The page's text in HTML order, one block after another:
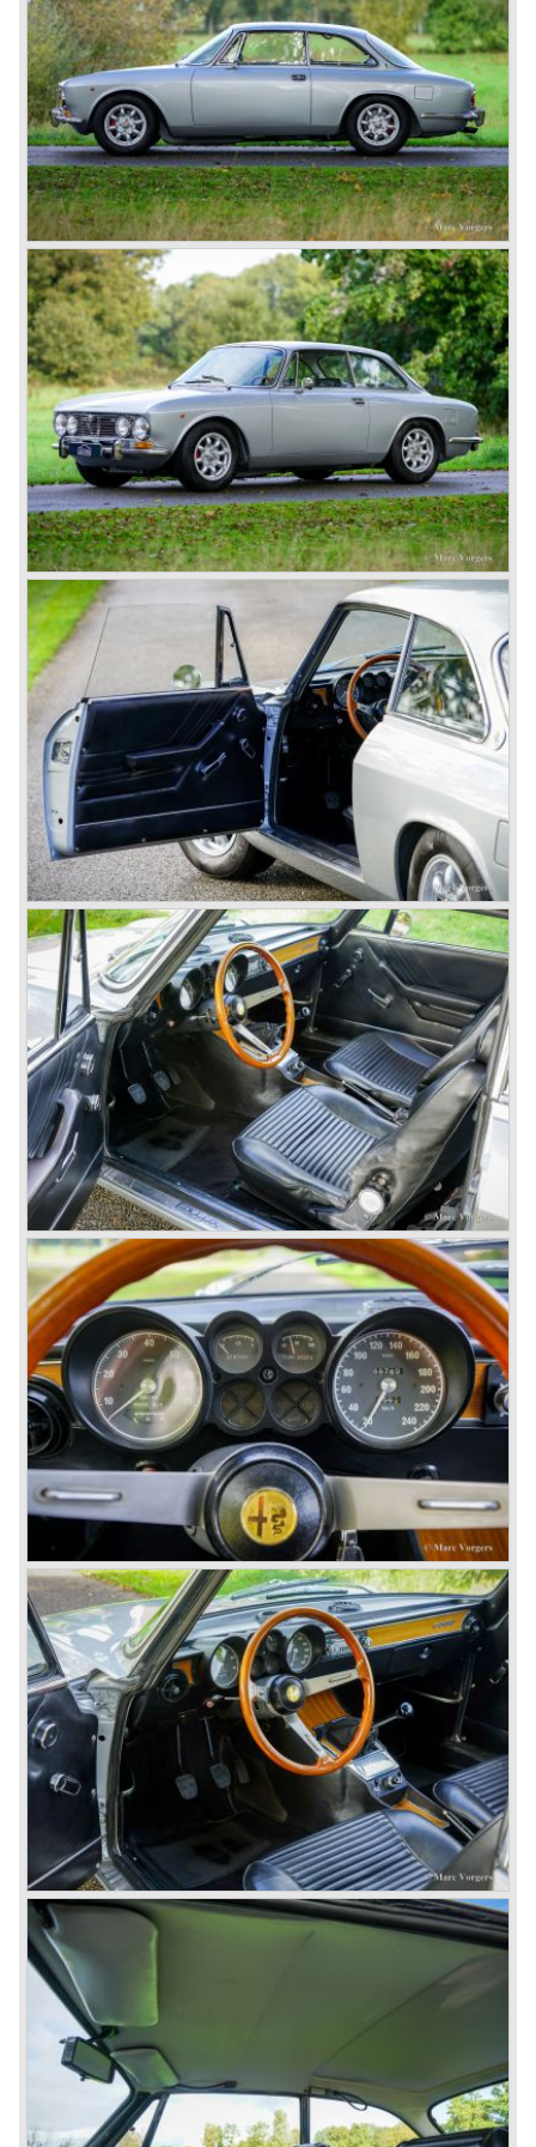
fitted with body designs created by the famous Italian
bodywork artists like Touring and Zagato.
The rolling chassis type being manufactured by Alfa
Romeo during these prewar years was the 6C. The 6C
chassis/engine combination through the years: 1750/55
bhp. (from 1929), 1900/68 bhp. (from 1933), 2300/68-95
bhp. (from 1934) 2500/ 87-110 bhp. (from 1939).
Next to the Alfa Romeo 6C chassis/engine-combination
Alfa Romeo introduced the 8C in the year 1931. The 8C
chassis/ engine combination was primarily used for
racing- and sportscars. The 8C engine featured eight
cylinders-in-line, dry-sump engine lubrication and a blower
(compressor) giving the engine a power output of 150
bhp.!
All Alfa Romeo models built before the second world war
were fitted with the steering wheel on the right hand side of
the car.
After the second world war Alfa Romeo started producing
the 6C 2500 again which had been in production for over
ten years already. Just in time the people in charge of Alfa
Romeo realized that the industry had changed and that the
market for large, expensive "tailor made" automobiles was
increasing rapidly.
To survive they decided to reconsider their position and
started preparing for standardized industrial automobile
production as other manufacturers did before following the
ideas of Henry Ford.
In the year 1949 the first result of the new Alfa Romeo era
saw the light of day; the Alfa Romeo 1900!
The Alfa Romeo 1900 was the first Alfa Romeo built with a
unitary bodywork construction (without separate chassis).
The car was also the first fully industrial -mass- produced
car to come out of the Alfa Romeo factory.
In the early fifties of the ninetieth century Alfa Romeo
started to compete in racing-events again...racing their old
prewar competition-cars and WINNING with Fangio
behind the wheel! Soon thereafter Ferrari, Jaguar and
Mercedes were back in winning position.
1954 was the year of introduction of the Alfa Romeo
Giulietta series. The Alfa Romeo 1900 was still in
production then but production was ceased in the year
1958. The Giulietta series included some very fine
classics like the Bertone Sprint, Giulietta SS (Sprint
Speciale) and the Pinin Farina Convertible.
The year 1962 saw the introduction of the Giulia series
with a handsome, modern and sporty, four-door saloon, a
Giulia Spider Veloce (successor of the Alfa Romeo
Duetto), a Giulia GTV coupe model by Bertone and an
impressive Zagato 1300 junior. The Giulietta SS was
prolonged and renamed Giulia SS.
All Giulietta and Giulia models were characterized by their
unitary bodywork construction, their powerfull aluminum
alloy engines, double overhead camshafts and five speed
gearboxes (with floor shift!), excellent roadholding
capabilities and excellent body designs.
Alfa Romeo has the honour together with Mercedes Benz
to have the greatest racing and sportscar history which
continued over many decades. Regretfully it was that in
the 1980'ies not very much was left that symbolized that
great history. The cars coming out of the factory those
days (Alfetta series) were more or less dull (many
saloons), not very inspiring - except the Alfetta GTV,
quality was poor and no one at Alfa Romeo was thinking of
racing anymore for decades.
The Alfetta series was not the bestseller the Giulia has
been for Alfa Romeo. Alfa Romeo did have a potential best
seller; the Alfasud (a tremendous driver with boxer-
engine!) Over one million were sold but overall quality was
so bad, the car already rusted during production, that the
Alfa Romeo name was crushed. In the mid-eighties Alfa
Romeo was ready to shut the factory gates as it was
reluctantly taken over by Fiat. It took Fiat/ Alfa Romeo
almost fifteen years to rebuilt the old Alfa Romeo image by
good marketing and by building better Alfa Romeo cars
every generation. It started with the Alfa 33 (with boxer-
engine), 75 and 164 (both with rear-wheel drive). Then the
new generation 145, 146 and 155 followed (all front wheel
drive) Specials were introduced at the same time which hit
bulls eye; the GTV and the Spider!
The third generation put Alfa Romeo really back on the
map of modern motoring enthusiasts; the Alfa Romeo 156,
the 166 and the 147. All well designed by Alfa Romeo the
then chief designer Walther de Silva.
© Marc Vorgers